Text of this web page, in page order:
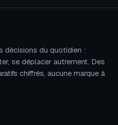
décisions du quotidien :
se déplacer autrement. Des
chiffrés, aucune marque à